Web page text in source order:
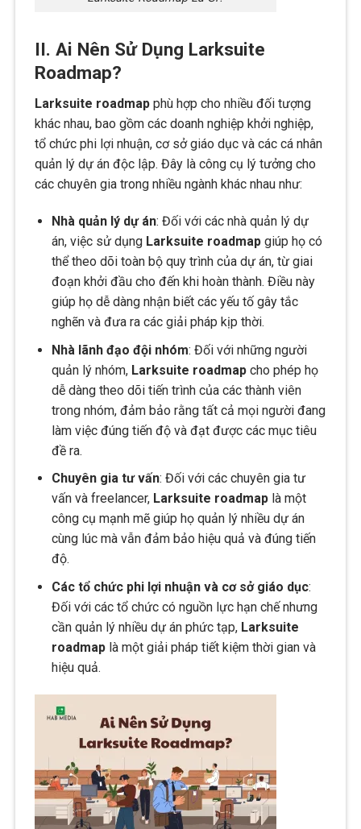
II. Ai Nên Sử Dụng Larksuite
Roadmap?
Larksuite roadmap phù hợp cho nhiều đối tượng
khác nhau, bao gồm các doanh nghiệp khởi nghiệp,
tổ chức phi lợi nhuận, cơ sở giáo dục và các cá nhân
quản lý dự án độc lập. Đây là công cụ lý tưởng cho
các chuyên gia trong nhiều ngành khác nhau như:
Nhà quản lý dự án: Đối với các nhà quản lý dự
án, việc sử dụng Larksuite roadmap giúp họ có
thể theo dõi toàn bộ quy trình của dự án, từ giai
đoạn khởi đầu cho đến khi hoàn thành. Điều này
giúp họ dễ dàng nhận biết các yếu tố gây tắc
nghẽn và đưa ra các giải pháp kịp thời.
Nhà lãnh đạo đội nhóm: Đối với những người
quản lý nhóm, Larksuite roadmap cho phép họ
dễ dàng theo dõi tiến trình của các thành viên
trong nhóm, đảm bảo rằng tất cả mọi người đang
làm việc đúng tiến độ và đạt được các mục tiêu
đề ra.
Chuyên gia tư vấn: Đối với các chuyên gia tư
vấn và freelancer, Larksuite roadmap là một
công cụ mạnh mẽ giúp họ quản lý nhiều dự án
cùng lúc mà vẫn đảm bảo hiệu quả và đúng tiến
độ.
Các tổ chức phi lợi nhuận và cơ sở giáo dục:
Đối với các tổ chức có nguồn lực hạn chế nhưng
cần quản lý nhiều dự án phức tạp, Larksuite
roadmap là một giải pháp tiết kiệm thời gian và
hiệu quả.